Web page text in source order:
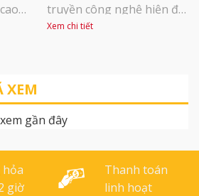
như
truyền công nghệ hiện đại
với kỹ thuật cắt, phân
mà không cần sự tiếp xúc
và hoàn toàn không để lộ
vết [...]
Xem chi tiết
XEM
gần đây
hỏa
giờ
Thanh toán
linh hoạt